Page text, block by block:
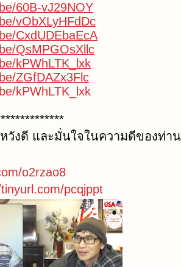
60B-vJ29NOY
vObXLyHFdDc
CxdUDEbaEcA
QsMPGOsXllc
kPWhLTK_lxk
ZGfDAZx3Flc
kPWhLTK_lxk
วังดี และมั่นใจในความดีของท่า
o2rzao8
pcqjppt